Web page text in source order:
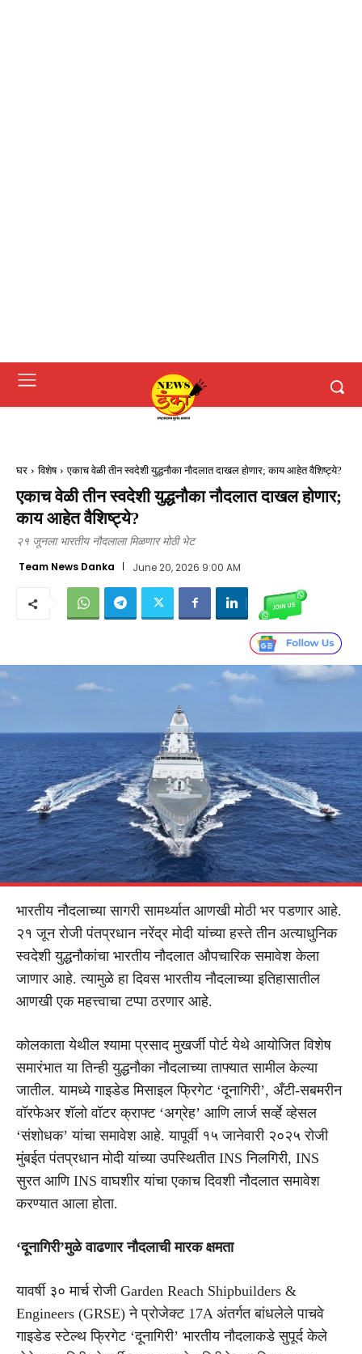
घर विशेष एकाच वेळी तीन स्वदेशी युद्धनौका नौदलात दाखल होणार; काय आहेत वैशिष्ट्ये?
एकाच वेळी तीन स्वदेशी युद्धनौका नौदलात दाखल होणार;
काय आहेत वैशिष्ट्ये?
२१ जूनला भारतीय नौदलाला मिळणार मोठी भेट
Team News Danka June 20, 2026 9:00 AM
भारतीय नौदलाच्या सागरी सामर्थ्यात आणखी मोठी भर पडणार आहे.
२१ जून रोजी पंतप्रधान नरेंद्र मोदी यांच्या हस्ते तीन अत्याधुनिक
स्वदेशी युद्धनौकांचा भारतीय नौदलात औपचारिक समावेश केला
जाणार आहे. त्यामुळे हा दिवस भारतीय नौदलाच्या इतिहासातील
आणखी एक महत्त्वाचा टप्पा ठरणार आहे.
कोलकाता येथील श्यामा प्रसाद मुखर्जी पोर्ट येथे आयोजित विशेष
समारंभात या तिन्ही युद्धनौका नौदलाच्या ताफ्यात सामील केल्या
जातील. यामध्ये गाइडेड मिसाइल फ्रिगेट ‘दूनागिरी’, अँटी-सबमरीन
वॉरफेअर शॅलो वॉटर क्राफ्ट ‘अग्रेह’ आणि लार्ज सर्व्हे व्हेसल
‘संशोधक’ यांचा समावेश आहे. यापूर्वी १५ जानेवारी २०२५ रोजी
मुंबईत पंतप्रधान मोदी यांच्या उपस्थितीत INS निलगिरी, INS
सुरत आणि INS वाघशीर यांचा एकाच दिवशी नौदलात समावेश
करण्यात आला होता.
‘दूनागिरी’मुळे वाढणार नौदलाची मारक क्षमता
यावर्षी ३० मार्च रोजी Garden Reach Shipbuilders &
Engineers (GRSE) ने प्रोजेक्ट 17A अंतर्गत बांधलेले पाचवे
गाइडेड स्टेल्थ फ्रिगेट ‘दूनागिरी’ भारतीय नौदलाकडे सुपूर्द केले